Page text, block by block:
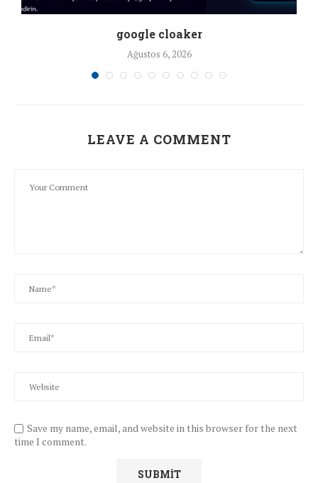
google cloaker
Ağustos 6, 2026
LEAVE A COMMENT
Save my name, email, and website in this browser for the next
time I comment.